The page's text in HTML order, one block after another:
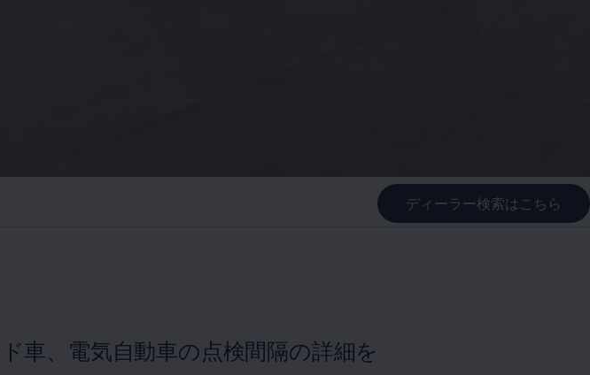
ディーラー検索はこちら
車、電気自動車の点検間隔の詳細を